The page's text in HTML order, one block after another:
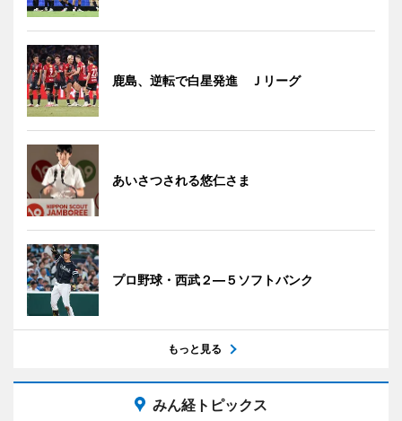
鹿島、逆転で白星発進 Ｊリーグ
あいさつされる悠仁さま
プロ野球・西武２―５ソフトバンク
もっと見る
みん経トピックス